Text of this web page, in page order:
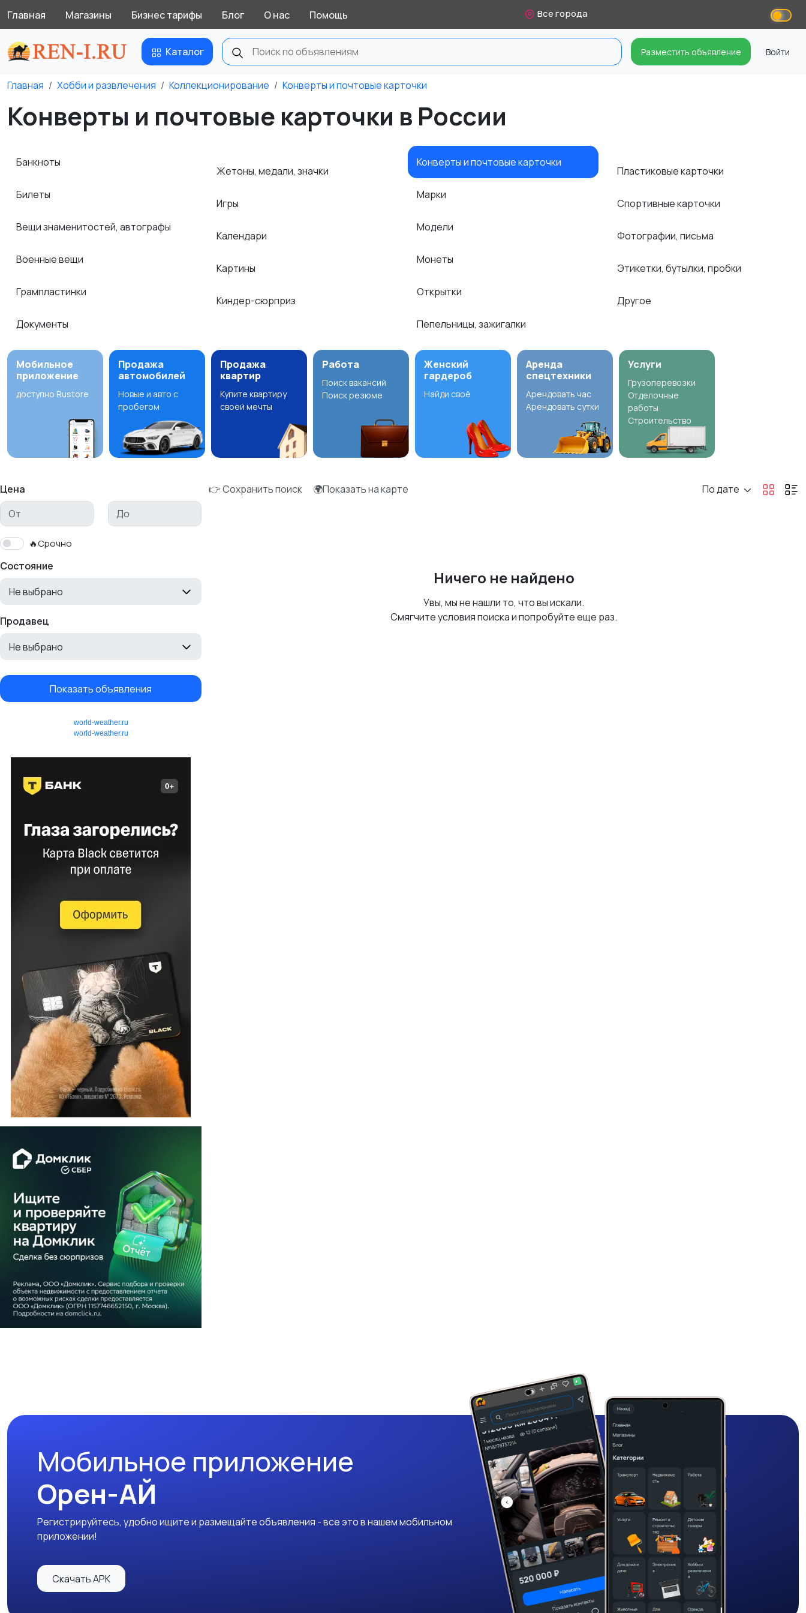
Главная Магазины Бизнес тарифы Блог О нас Помощь Все города
Каталог Разместить объявление Войти
Главная Хобби и развлечения Коллекционирование Конверты и почтовые карточки
Конверты и почтовые карточки в России
Банкноты
Билеты
Вещи знаменитостей, автографы
Военные вещи
Грампластинки
Документы
Жетоны, медали, значки
Игры
Календари
Картины
Киндер-сюрприз
Конверты и почтовые карточки
Марки
Модели
Монеты
Открытки
Пепельницы, зажигалки
Пластиковые карточки
Спортивные карточки
Фотографии, письма
Этикетки, бутылки, пробки
Другое
Мобильное
приложение
доступно Rustore
Продажа
автомобилей
Новые и авто с
пробегом
Продажа
квартир
Купите квартиру
своей мечты
Работа
Поиск вакансий
Поиск резюме
Женский
гардероб
Найди своё
Аренда
спецтехники
Арендовать час
Арендовать сутки
Услуги
Грузоперевозки
Отделочные
работы
Строительство
Цена
🔥Срочно
Состояние
Не выбрано
Продавец
Не выбрано
Показать объявления
world-weather.ru
world-weather.ru
👉 Сохранить поиск 🌍Показать на карте По дате
Ничего не найдено
Увы, мы не нашли то, что вы искали.
Смягчите условия поиска и попробуйте еще раз.
Мобильное приложение
Орен-АЙ
Регистрируйтесь, удобно ищите и размещайте объявления - все это в нашем мобильном
приложении!
Скачать APK